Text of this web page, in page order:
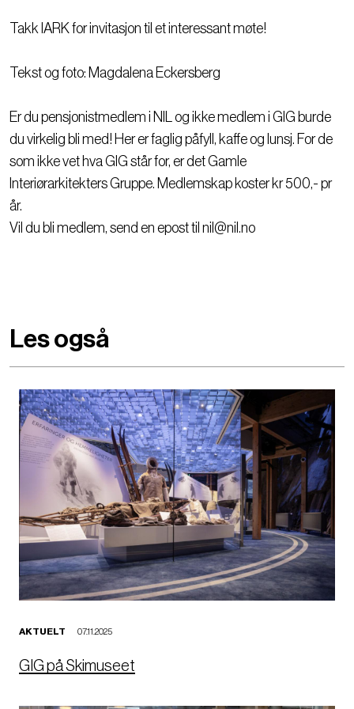
Takk IARK for invitasjon til et interessant møte!
Tekst og foto: Magdalena Eckersberg
Er du pensjonistmedlem i NIL og ikke medlem i GIG burde
du virkelig bli med! Her er faglig påfyll, kaffe og lunsj. For de
som ikke vet hva GIG står for, er det Gamle
Interiørarkitekters Gruppe. Medlemskap koster kr 500,- pr
år.
Vil du bli medlem, send en epost til nil@nil.no
Les også
B
i
l
d
AKTUELT 07.11.2025
GIG på Skimuseet